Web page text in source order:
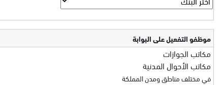
موظفو التفعيل على البوابة
مكاتب الجوازات
مكاتب الأحوال المدنية
في مختلف مناطق ومدن المملكة